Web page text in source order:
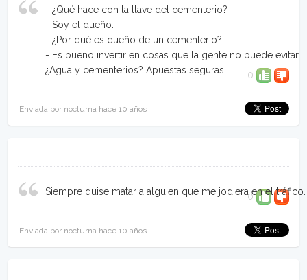
- ¿Qué hace con la llave del cementerio?
- Soy el dueño.
- ¿Por qué es dueño de un cementerio?
- Es bueno invertir en cosas que la gente no puede evitar.
¿Agua y cementerios? Apuestas seguras.
0
Enviada por nocturna hace 10 años
Siempre quise matar a alguien que me jodiera en el tráfico.
0
Enviada por nocturna hace 10 años